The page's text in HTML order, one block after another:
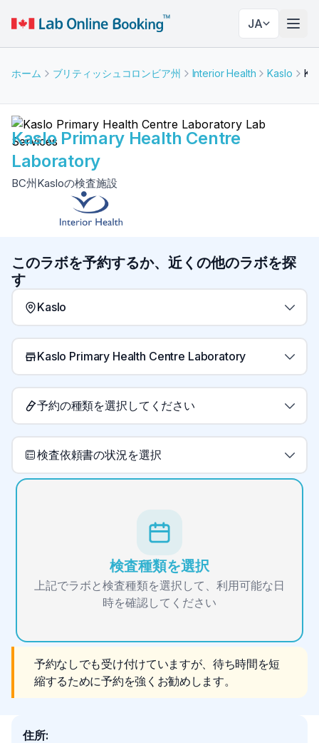
JA
ナビ
ホーム ブリティッシュコロンビア州 Interior Health Kaslo
Kaslo Primary Health Centre
Laboratory
BC州Kasloの検査施設
このラボを予約するか、近くの他のラボを探
す
Kaslo
Kaslo Primary Health Centre Laboratory
予約の種類を選択してください
検査依頼書の状況を選択
検査種類を選択
上記でラボと検査種類を選択して、利用可能な日
時を確認してください
予約なしでも受け付けていますが、待ち時間を短
縮するために予約を強くお勧めします。
住所: